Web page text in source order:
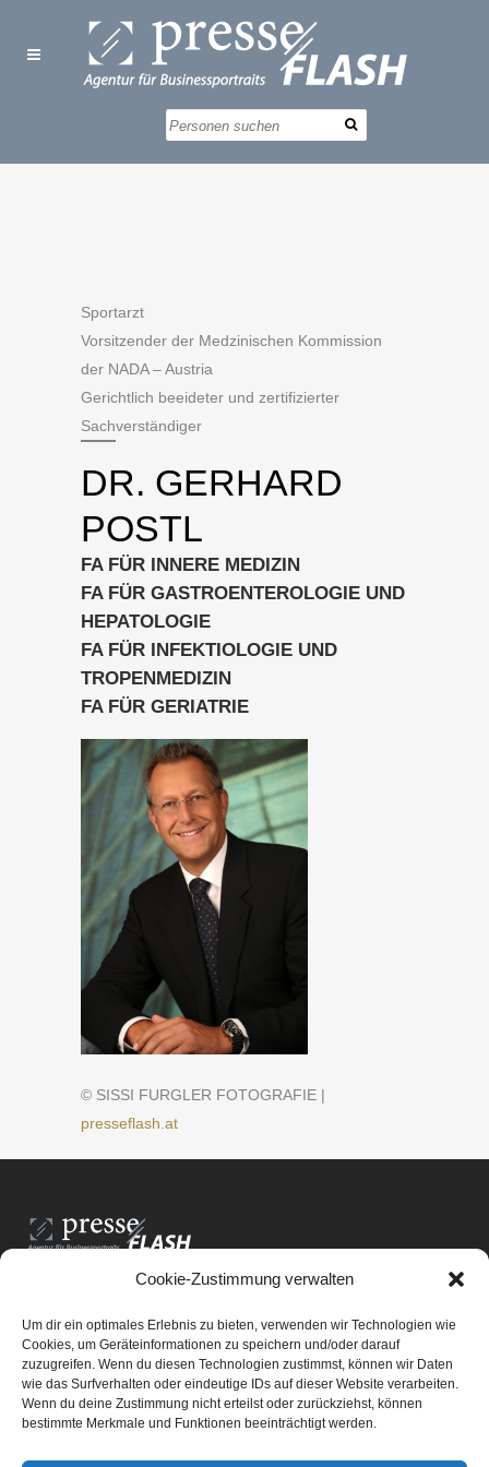
Cookie-Zustimmung verwalten
Um dir ein optimales Erlebnis zu bieten, verwenden wir Technologien wie
Cookies, um Geräteinformationen zu speichern und/oder darauf
zuzugreifen. Wenn du diesen Technologien zustimmst, können wir Daten
wie das Surfverhalten oder eindeutige IDs auf dieser Website verarbeiten.
Wenn du deine Zustimmung nicht erteilst oder zurückziehst, können
bestimmte Merkmale und Funktionen beeinträchtigt werden.
Sportarzt
Vorsitzender der Medzinischen Kommission
der NADA – Austria
Gerichtlich beeideter und zertifizierter
Sachverständiger
DR. GERHARD
POSTL
FA FÜR INNERE MEDIZIN
FA FÜR GASTROENTEROLOGIE UND
HEPATOLOGIE
FA FÜR INFEKTIOLOGIE UND
TROPENMEDIZIN
FA FÜR GERIATRIE
© SISSI FURGLER FOTOGRAFIE |
presseflash.at
PresseFlash e.U.
8061 St. Radegund bei Graz
E-Mail-Adresse:office@presseflash.at
UID-Nr. ATU 69512805